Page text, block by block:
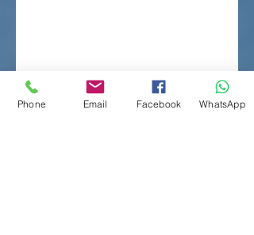
Phone Email Facebook WhatsApp